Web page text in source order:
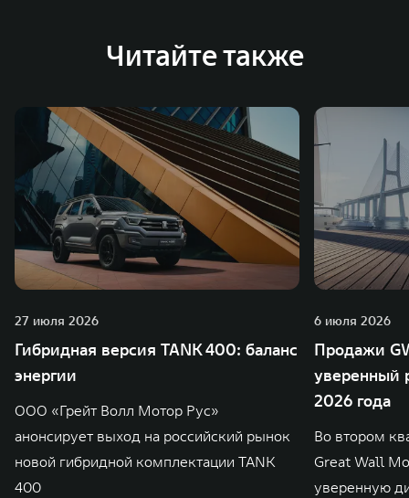
зарубежных – в России, Таиланде, Бразилии и Индии, а
Читайте также
27 июля 2026
Гибридная версия TANK 400: баланс
энергии
ООО «Грейт Волл Мотор Рус»
анонсирует выход на российский рынок
новой гибридной комплектации TANK
400
6 июля 2026
Продажи
уверенный
2026 года
Во втором
Great Wall
уверенную